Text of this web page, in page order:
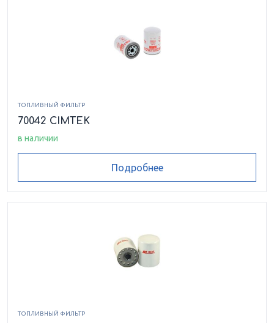
ТОПЛИВНЫЙ ФИЛЬТР
70042 CIMTEK
в наличии
Подробнее
ТОПЛИВНЫЙ ФИЛЬТР